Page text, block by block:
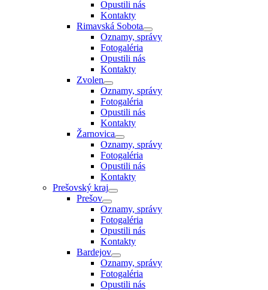
Opustili nás
Kontakty
Rimavská Sobota
Oznamy, správy
Fotogaléria
Opustili nás
Kontakty
Zvolen
Oznamy, správy
Fotogaléria
Opustili nás
Kontakty
Žarnovica
Oznamy, správy
Fotogaléria
Opustili nás
Kontakty
Prešovský kraj
Prešov
Oznamy, správy
Fotogaléria
Opustili nás
Kontakty
Bardejov
Oznamy, správy
Fotogaléria
Opustili nás